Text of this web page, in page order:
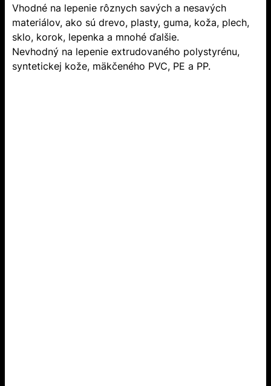
Vhodné na lepenie rôznych savých a nesavých
materiálov, ako sú drevo, plasty, guma, koža, plech,
sklo, korok, lepenka a mnohé ďalšie.
Nevhodný na lepenie extrudovaného polystyrénu,
syntetickej kože, mäkčeného PVC, PE a PP.